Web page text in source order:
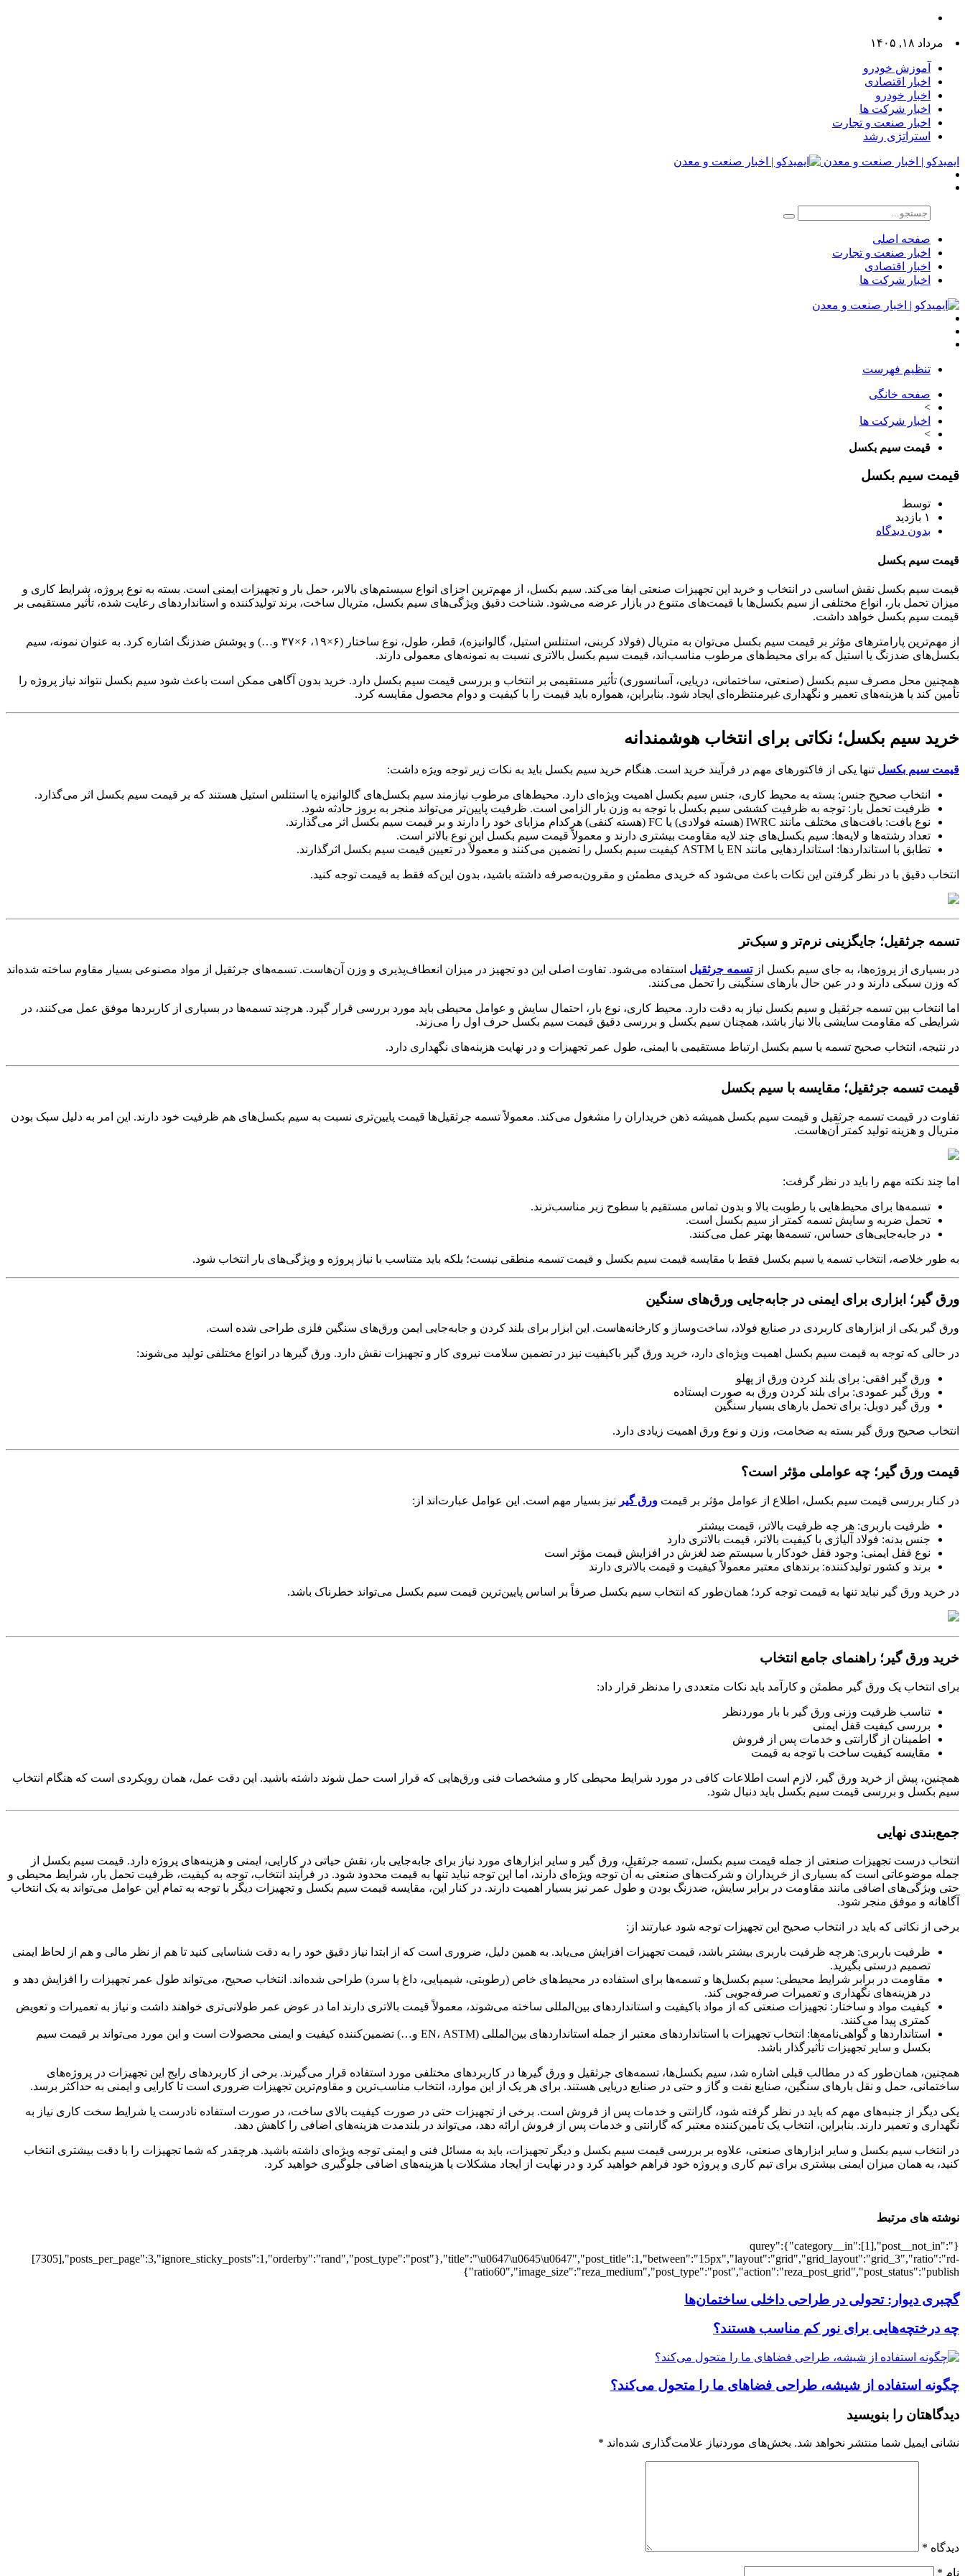
مرداد ۱۸, ۱۴۰۵
آموزش خودرو
اخبار اقتصادی
اخبار خودرو
اخبار شرکت ها
اخبار صنعت و تجارت
استراتژی رشد
ایمیدکو | اخبار صنعت و معدن
صفحه اصلی
اخبار صنعت و تجارت
اخبار اقتصادی
اخبار شرکت ها
تنظیم فهرست
صفحه خانگی
>
اخبار شرکت ها
>
قیمت سیم بکسل
قیمت سیم بکسل
توسط
۱ بازدید
بدون دیدگاه
قیمت سیم بکسل
قیمت سیم بکسل نقش اساسی در انتخاب و خرید این تجهیزات صنعتی ایفا می‌کند. سیم بکسل، از مهم‌ترین اجزای انواع سیستم‌های بالابر، حمل بار و تجهیزات ایمنی است. بسته به نوع پروژه، شرایط کاری و
میزان تحمل بار، انواع مختلفی از سیم بکسل‌ها با قیمت‌های متنوع در بازار عرضه می‌شود. شناخت دقیق ویژگی‌های سیم بکسل، متریال ساخت، برند تولیدکننده و استانداردهای رعایت شده، تأثیر مستقیمی بر
قیمت سیم بکسل خواهد داشت.
از مهم‌ترین پارامترهای مؤثر بر قیمت سیم بکسل می‌توان به متریال (فولاد کربنی، استنلس استیل، گالوانیزه)، قطر، طول، نوع ساختار (۶ ×۱۹، ۶ ×
۳۷ و…) و پوشش ضدزنگ اشاره کرد. به عنوان نمونه، سیم
بکسل‌های ضدزنگ یا استیل که برای محیط‌های مرطوب مناسب‌اند، قیمت سیم بکسل بالاتری نسبت به نمونه‌های معمولی دارند.
همچنین محل مصرف سیم بکسل (صنعتی، ساختمانی، دریایی، آسانسوری) تأثیر مستقیمی بر انتخاب و بررسی قیمت سیم بکسل دارد. خرید بدون آگاهی ممکن است باعث شود سیم بکسل نتواند نیاز پروژه را
تأمین کند یا هزینه‌های تعمیر و نگهداری غیرمنتظره‌ای ایجاد شود. بنابراین، همواره باید قیمت را با کیفیت و دوام محصول مقایسه کرد.
خرید سیم بکسل؛ نکاتی برای انتخاب هوشمندانه
قیمت سیم بکسل تنها یکی از فاکتورهای مهم در فرآیند خرید است. هنگام خرید سیم بکسل باید به نکات زیر توجه ویژه داشت:
انتخاب صحیح جنس: بسته به محیط کاری، جنس سیم بکسل اهمیت ویژه‌ای دارد. محیط‌های مرطوب نیازمند سیم بکسل‌های گالوانیزه یا استنلس استیل هستند که بر قیمت سیم بکسل اثر می‌گذارد.
ظرفیت تحمل بار : توجه به ظرفیت کششی سیم بکسل با توجه به وزن بار الزامی است. ظرفیت پایین‌تر می‌تواند منجر به بروز حادثه شود.
نوع بافت: بافت‌های مختلف مانند
.
تعداد رشته‌ها و لایه‌ها: سیم بکسل‌های چند لایه مقاومت بیشتری دارند و معمولاً قیمت سیم بکسل این نوع بالاتر است.
تطابق با استانداردها: استانداردهایی مانند .
انتخاب دقیق با در نظر گرفتن این نکات باعث می‌شود که خریدی مطمئن و مقرون‌به‌صرفه داشته باشید، بدون این‌که فقط به قیمت توجه کنید.
تسمه جرثقیل؛ جایگزینی نرم‌تر و سبک‌تر
در بسیاری از پروژه‌ها، به جای سیم بکسل ازتسمه جرثقیل استفاده می‌شود. تفاوت اصلی این دو تجهیز در میزان انعطاف‌پذیری و وزن آن‌هاست. تسمه‌های جرثقیل از مواد مصنوعی بسیار مقاوم ساخته شده‌اند
که وزن سبکی دارند و در عین حال بارهای سنگینی را تحمل می‌کنند.
اما انتخاب بین تسمه جرثقیل و سیم بکسل نیاز به دقت دارد. محیط کاری، نوع بار، احتمال سایش و عوامل محیطی باید مورد بررسی قرار گیرد. هرچند تسمه‌ها در بسیاری از کاربردها موفق عمل می‌کنند، در
شرایطی که مقاومت سایشی بالا نیاز باشد، همچنان سیم بکسل و بررسی دقیق قیمت سیم بکسل حرف اول را می‌زند.
در نتیجه، انتخاب صحیح تسمه یا سیم بکسل ارتباط مستقیمی با ایمنی، طول عمر تجهیزات و در نهایت هزینه‌های نگهداری دارد.
قیمت تسمه جرثقیل؛ مقایسه با سیم بکسل
تفاوت در قیمت تسمه جرثقیل و قیمت سیم بکسل همیشه ذهن خریداران را مشغول می‌کند. معمولاً تسمه جرثقیل‌ها قیمت پایین‌تری نسبت به سیم بکسل‌های هم ظرفیت خود دارند. این امر به دلیل سبک بودن
متریال و هزینه تولید کمتر آن‌هاست.
اما چند نکته مهم را باید در نظر گرفت:
تسمه‌ها برای محیط‌هایی با رطوبت بالا و بدون تماس مستقیم با سطوح زبر مناسب‌ترند.
تحمل ضربه و سایش تسمه کمتر از سیم بکسل است.
در جابه‌جایی‌های حساس، تسمه‌ها بهتر عمل می‌کنند.
به طور خلاصه، انتخاب تسمه یا سیم بکسل فقط با مقایسه قیمت سیم بکسل و قیمت تسمه منطقی نیست؛ بلکه باید متناسب با نیاز پروژه و ویژگی‌های بار انتخاب شود.
ورق گیر؛ ابزاری برای ایمنی در جابه‌جایی ورق‌های سنگین
ورق گیر یکی از ابزارهای کاربردی در صنایع فولاد، ساخت‌وساز و کارخانه‌هاست. این ابزار برای بلند کردن و جابه‌جایی ایمن ورق‌های سنگین فلزی طراحی شده است.
در حالی که توجه به قیمت سیم بکسل اهمیت ویژه‌ای دارد، خرید ورق گیر باکیفیت نیز در تضمین سلامت نیروی کار و تجهیزات نقش دارد. ورق گیرها در انواع مختلفی تولید می‌شوند:
ورق گیر افقی: برای بلند کردن ورق از پهلو
ورق گیر عمودی: برای بلند کردن ورق به صورت ایستاده
ورق گیر دوبل: برای تحمل بارهای بسیار سنگین
انتخاب صحیح ورق گیر بسته به ضخامت، وزن و نوع ورق اهمیت زیادی دارد.
قیمت ورق گیر؛ چه عواملی مؤثر است؟
در کنار بررسی قیمت سیم بکسل، اطلاع از عوامل مؤثر بر قیمت ورق گیر نیز بسیار مهم است. این عوامل عبارت‌اند از :
ظرفیت باربری: هر چه ظرفیت بالاتر، قیمت بیشتر
جنس بدنه: فولاد آلیاژی با کیفیت بالاتر، قیمت بالاتری دارد
نوع قفل ایمنی: وجود قفل خودکار یا سیستم ضد لغزش در افزایش قیمت مؤثر است
برند و کشور تولیدکننده: برندهای معتبر معمولاً کیفیت و قیمت بالاتری دارند
در خرید ورق گیر نباید تنها به قیمت توجه کرد؛ همان‌طور که انتخاب سیم بکسل صرفاً بر اساس پایین‌ترین قیمت سیم بکسل می‌تواند خطرناک باشد.
خرید ورق گیر؛ راهنمای جامع انتخاب
برای انتخاب یک ورق گیر مطمئن و کارآمد باید نکات متعددی را مدنظر قرار داد:
تناسب ظرفیت وزنی ورق گیر با بار موردنظر
بررسی کیفیت قفل ایمنی
اطمینان از گارانتی و خدمات پس از فروش
مقایسه کیفیت ساخت با توجه به قیمت
همچنین، پیش از خرید ورق گیر، لازم است اطلاعات کافی در مورد شرایط محیطی کار و مشخصات فنی ورق‌هایی که قرار است حمل شوند داشته باشید. این دقت عمل، همان رویکردی است که هنگام انتخاب
سیم بکسل و بررسی قیمت سیم بکسل باید دنبال شود.
جمع‌بندی نهایی
انتخاب درست تجهیزات صنعتی از جمله قیمت سیم بکسل، تسمه جرثقیل، ورق گیر و سایر ابزارهای مورد نیاز برای جابه‌جایی بار، نقش حیاتی در کارایی، ایمنی و هزینه‌های پروژه دارد. قیمت سیم بکسل از
جمله موضوعاتی است که بسیاری از خریداران و شرکت‌های صنعتی به آن توجه ویژه‌ای دارند، اما این توجه نباید تنها به قیمت محدود شود. در فرآیند انتخاب، توجه به کیفیت، ظرفیت تحمل بار، شرایط محیطی و
حتی ویژگی‌های اضافی مانند مقاومت در برابر سایش، ضدزنگ بودن و طول عمر نیز بسیار اهمیت دارند. در کنار این، مقایسه قیمت سیم بکسل و تجهیزات دیگر با توجه به تمام این عوامل می‌تواند به یک انتخاب
آگاهانه و موفق منجر شود.
برخی از نکاتی که باید در انتخاب صحیح این تجهیزات توجه شود عبارتند از :
ظرفیت باربری: هرچه ظرفیت باربری بیشتر باشد، قیمت تجهیزات افزایش می‌یابد. به همین دلیل، ضروری است که از ابتدا نیاز دقیق خود را به دقت شناسایی کنید تا هم از نظر مالی و هم از لحاظ ایمنی
تصمیم درستی بگیرید.
مقاومت در برابر شرایط محیطی: سیم بکسل‌ها و تسمه‌ها برای استفاده در محیط‌های خاص (رطوبتی، شیمیایی، داغ یا سرد) طراحی شده‌اند. انتخاب صحیح، می‌تواند طول عمر تجهیزات را افزایش دهد و
در هزینه‌های نگهداری و تعمیرات صرفه‌جویی کند.
کیفیت مواد و ساختار : تجهیزات صنعتی که از مواد باکیفیت و استانداردهای بین‌المللی ساخته می‌شوند، معمولاً قیمت بالاتری دارند اما در عوض عمر طولانی‌تری خواهند داشت و نیاز به تعمیرات و تعویض
کمتری پیدا می‌کنند.
استانداردها و گواهی‌نامه‌ها: انتخاب تجهیزات با استانداردهای معتبر از جمله استانداردهای بین‌المللی (EN،ASTM و
…) تضمین‌کننده کیفیت و ایمنی محصولات است و این مورد می‌تواند بر قیمت سیم
بکسل و سایر تجهیزات تأثیرگذار باشد.
همچنین، همان‌طور که در مطالب قبلی اشاره شد، سیم بکسل‌ها، تسمه‌های جرثقیل و ورق گیرها در کاربردهای مختلفی مورد استفاده قرار می‌گیرند. برخی از کاربردهای رایج این تجهیزات در پروژه‌های
ساختمانی، حمل و نقل بارهای سنگین، صنایع نفت و گاز و حتی در صنایع دریایی هستند. برای هر یک از این موارد، انتخاب مناسب‌ترین و مقاوم‌ترین تجهیزات ضروری است تا کارایی و ایمنی به حداکثر برسد.
یکی دیگر از جنبه‌های مهم که باید در نظر گرفته شود، گارانتی و خدمات پس از فروش است. برخی از تجهیزات حتی در صورت کیفیت بالای ساخت، در صورت استفاده نادرست یا شرایط سخت کاری نیاز به
نگهداری و تعمیر دارند. بنابراین، انتخاب یک تأمین‌کننده معتبر که گارانتی و خدمات پس از فروش ارائه دهد، می‌تواند در بلندمدت هزینه‌های اضافی را کاهش دهد.
در انتخاب سیم بکسل و سایر ابزارهای صنعتی، علاوه بر بررسی قیمت سیم بکسل و دیگر تجهیزات، باید به مسائل فنی و ایمنی توجه ویژه‌ای داشته باشید. هرچقدر که شما تجهیزات را با دقت بیشتری انتخاب
کنید، به همان میزان ایمنی بیشتری برای تیم کاری و پروژه خود فراهم خواهید کرد و در نهایت از ایجاد مشکلات یا هزینه‌های اضافی جلوگیری خواهید کرد.
نوشته های مرتبط
{"qurey":{"category__in":[1],"post__not_in":
[7305],"posts_per_page":3,"ignore_sticky_posts":1,"orderby":"rand","post_type":"post"},"title":"\u0647\u0645\u0647","post_title":1,"between":"15px","layout":"grid","grid_layout":"grid_3","ratio":"rd-
ratio60","image_size":"reza_medium","post_type":"post","action":"reza_post_grid","post_status":"publish"}
گچبری دیوار: تحولی در طراحی داخلی ساختمان‌ها
چه درختچه‌هایی برای نور کم مناسب هستند؟
چگونه استفاده از شیشه، طراحی فضاهای ما را متحول می‌کند؟
دیدگاهتان را بنویسید
نشانی ایمیل شما منتشر نخواهد شد. بخش‌های موردنیاز علامت‌گذاری شده‌اند *
دیدگاه *
نام *